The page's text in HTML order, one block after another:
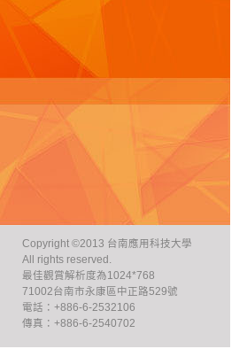
Copyright ©2013 台南應用科技大學
All rights reserved.
最佳觀賞解析度為1024*768
71002台南市永康區中正路529號
電話：+886-6-2532106
傳真：+886-6-2540702